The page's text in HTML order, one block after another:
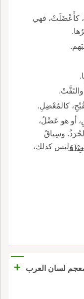
كأَعْضَلَتْ، فهي
كالمُعْضِلِ.
أو هو عَضْلُ،
وسِياقُ
وليس كذلك،
لسان العرب
+